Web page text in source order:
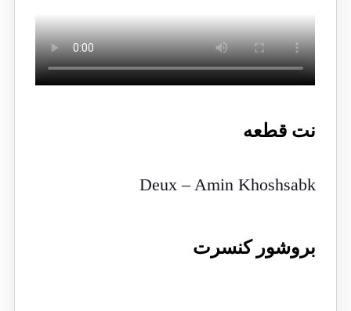
نت قطعه
Deux – Amin Khoshsabk
بروشور کنسرت